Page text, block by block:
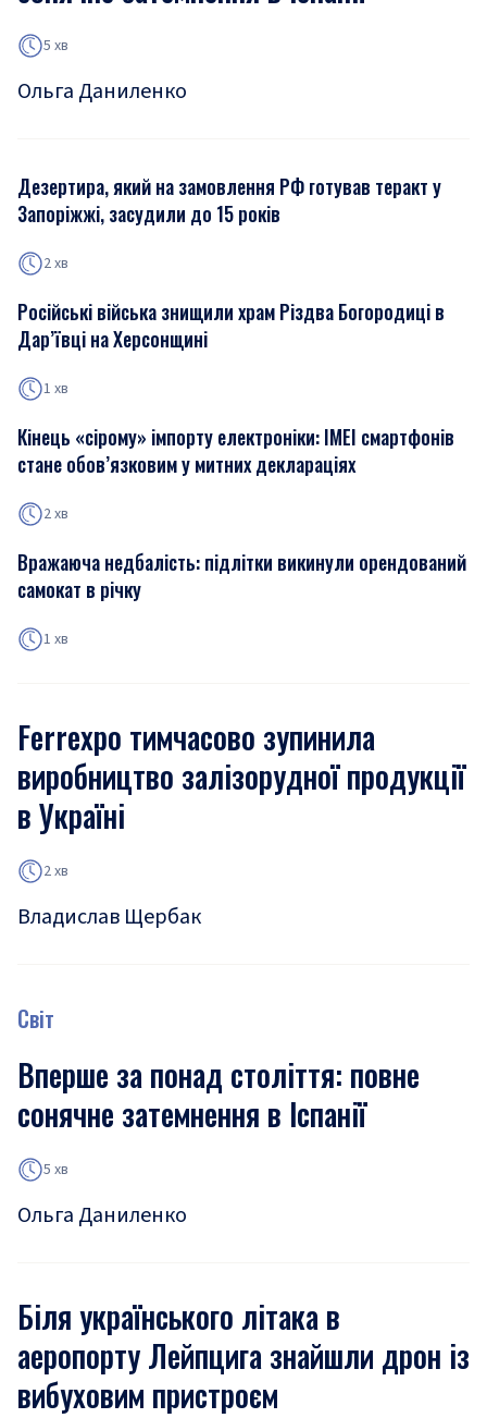
5 хв
Ольга Даниленко
Дезертира, який на замовлення РФ готував теракт у
Запоріжжі, засудили до 15 років
2 хв
Російські війська знищили храм Різдва Богородиці в
Дар’ївці на Херсонщині
1 хв
Кінець «сірому» імпорту електроніки: IMEI смартфонів
стане обов’язковим у митних деклараціях
2 хв
Вражаюча недбалість: підлітки викинули орендований
самокат в річку
1 хв
Ferrexpo тимчасово зупинила
виробництво залізорудної продукції
в Україні
2 хв
Владислав Щербак
Світ
Вперше за понад століття: повне
сонячне затемнення в Іспанії
5 хв
Ольга Даниленко
Біля українського літака в
аеропорту Лейпцига знайшли дрон із
вибуховим пристроєм